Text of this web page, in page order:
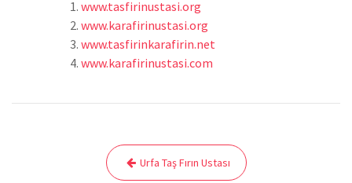
www.tasfirinustasi.org
www.karafirinustasi.org
www.tasfirinkarafirin.net
www.karafirinustasi.com
Urfa Taş Fırın Ustası